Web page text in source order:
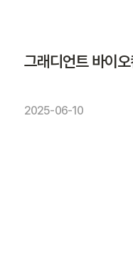
2025-06-10